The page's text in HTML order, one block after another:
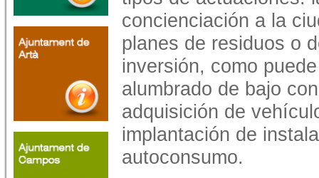
concienciación a la
planes de residuos o
inversión, como
alumbrado de bajo
adquisición de
implantación de
autoconsumo.